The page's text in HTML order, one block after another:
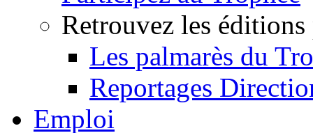
Retrouvez les éditions
Les palmarès du
Reportages
Emploi